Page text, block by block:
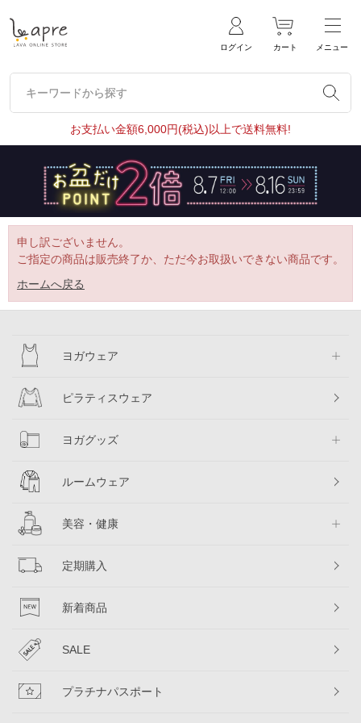
ログイン カート メニュー
キーワードから探す
キーワードから探す
お支払い金額6,000円(税込)以上で送料無料!
申し訳ございません。
ご指定の商品は販売終了か、ただ今お取扱いできない商品です。
ホームへ戻る
ヨガウェア
ピラティスウェア
ヨガグッズ
ルームウェア
美容・健康
定期購入
新着商品
SALE
プラチナパスポート